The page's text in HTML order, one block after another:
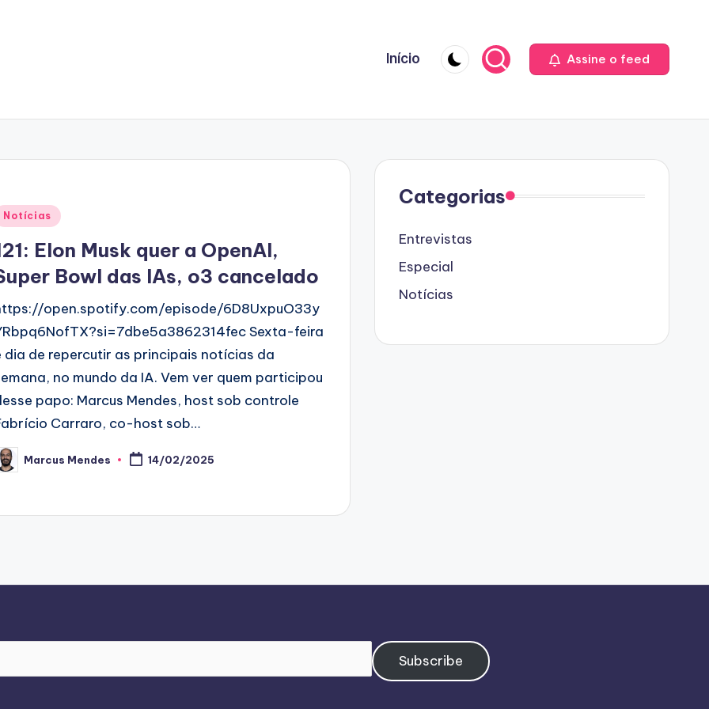
Início Assine o feed
Notícias
Elon Musk quer a OpenAI,
Bowl das IAs, o3 cancelado
open.spotify.com/episode/6D8UxpuO33y
Sexta-feira
dia de repercutir as principais notícias da
no mundo da IA. Vem ver quem participou
papo: Marcus Mendes, host sob controle
Carraro, co-host sob…
Marcus Mendes 14/02/2025
Categorias
Entrevistas
Especial
Notícias
Subscribe